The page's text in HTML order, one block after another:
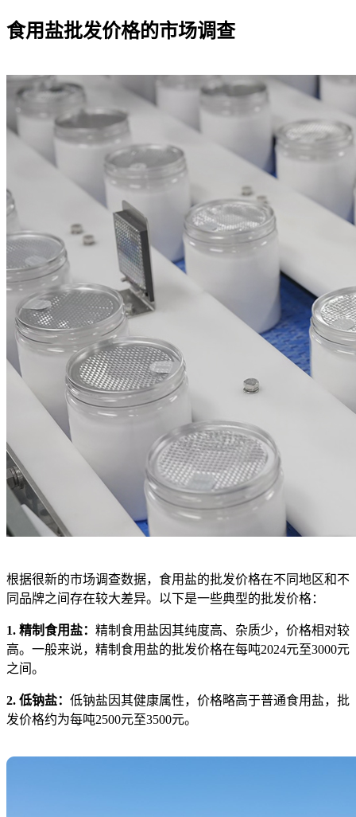
食用盐批发价格的市场调查
根据很新的市场调查数据，食用盐的批发价格在不同地区和不
同品牌之间存在较大差异。以下是一些典型的批发价格：
1. 精制食用盐： 精制食用盐因其纯度高、杂质少，价格相对较
高。一般来说，精制食用盐的批发价格在每吨2024元至3000元
之间。
2. 低钠盐： 低钠盐因其健康属性，价格略高于普通食用盐，批
发价格约为每吨2500元至3500元。